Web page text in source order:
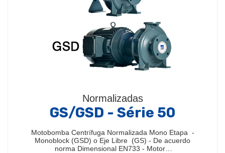
Normalizadas
GS/GSD - Série 50
Motobomba Centrífuga Normalizada Mono Etapa -
Monoblock (GSD) o Eje Libre (GS) - De acuerdo
norma Dimensional EN733 - Motor…